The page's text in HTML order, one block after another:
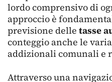
lordo comprensivo di
approccio è
previsione delle tasse
conteggio anche le
addizionali comunali e
Attraverso una